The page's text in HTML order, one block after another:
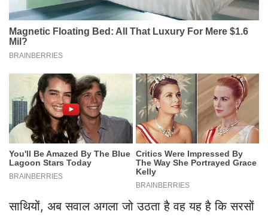
साथियों, अब सवाल अगला जो उठता है वह यह है कि सरसों